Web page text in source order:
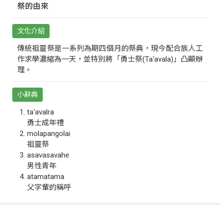
祭的由來
文化介紹
傳統祖靈祭是一系列為期四個月的祭典，現今配合族人工
作求學濃縮為一天，並特別將「勇士祭(Ta‘avala)」凸顯辦
理。
小辭典
ta‘avalra
勇士成年禮
molapangolai
祖靈祭
asavasavahe
男性青年
atamatama
父字輩的稱呼